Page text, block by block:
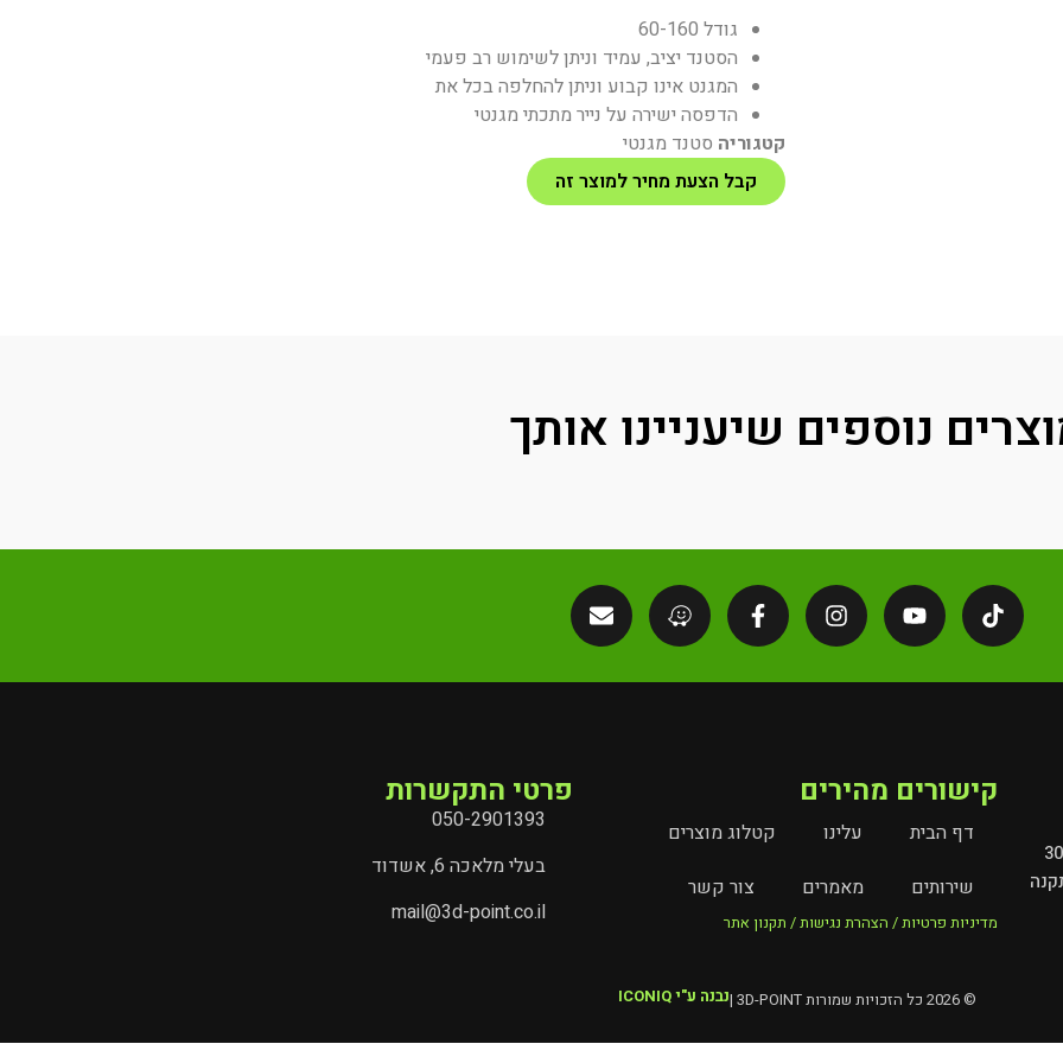
גודל 60-160
הסטנד יציב, עמיד וניתן לשימוש רב פעמי
המגנט אינו קבוע וניתן להחלפה בכל את
הדפסה ישירה על נייר מתכתי מגנטי
קטגוריה סטנד מגנטי
קבל הצעת מחיר למוצר זה
נוספים שיעניינו אותך
מובילים את עולם השילוט והמיתוג בישראל מעל 30
קישורים מהירים
דף הבית עלינו
קטלוג מוצרים
שירותים
מאמרים צור קשר
מדיניות פרטיות / הצהרת נגישות / תקנון אתר
פרטי התקשרות
050-2901393
בעלי מלאכה 6, אשדוד
mail@3d-point.co.il
© 2026 כל הזכויות שמורות 3D-POINT | נבנה ע"י ICONIQ